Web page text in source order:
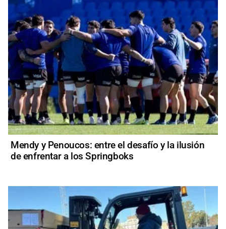
Mendy y Penoucos: entre el desafío y la ilusión
de enfrentar a los Springboks